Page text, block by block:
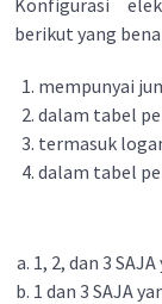
Konfigurasi
berikut yang
mempunyai
dalam tabel
termasuk
dalam tabel
1, 2, dan 3
1 dan 3 SAJA